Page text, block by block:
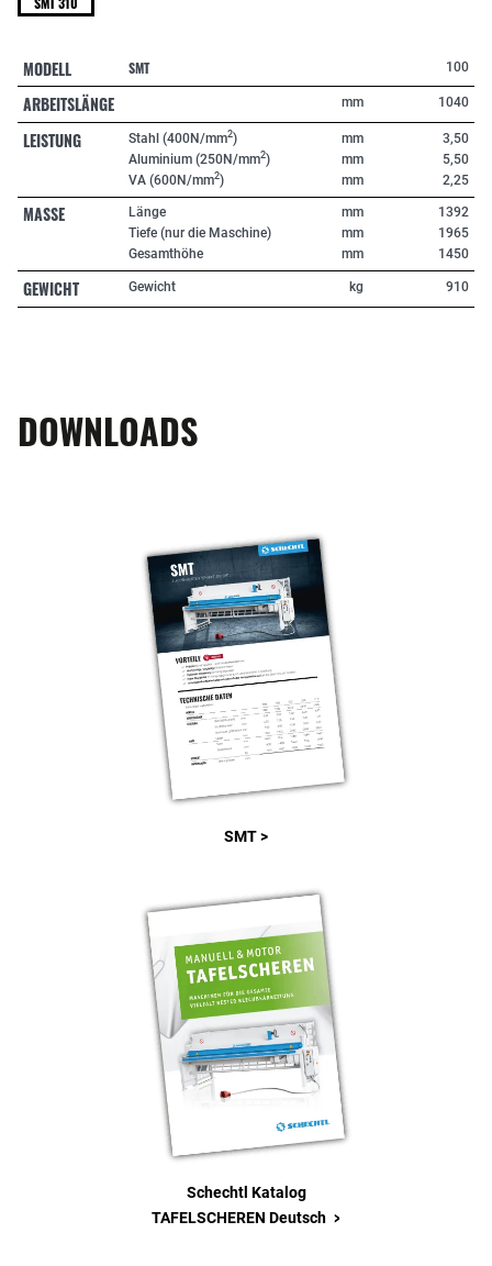
MODELL SMT 100
ARBEITSLÄNGE mm 1040
LEISTUNG Stahl (400N/mm2)
Aluminium (250N/mm2)
VA (600N/mm2)
mm
mm
mm
3,50
5,50
2,25
MASSE
Länge
Tiefe (nur die Maschine)
Gesamthöhe
mm
mm
mm
1392
1965
1450
GEWICHT Gewicht kg 910
DOWNLOADS
SMT >
Schechtl Katalog
TAFELSCHEREN Deutsch >